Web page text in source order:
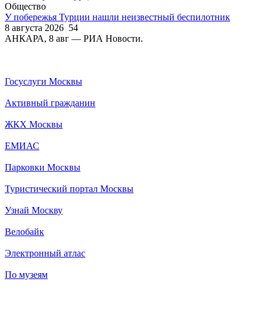
Общество
У побережья Турции нашли неизвестный беспилотник
8 августа 2026 54
АНКАРА, 8 авг — РИА Новости.
Госуслуги Москвы
Активный гражданин
ЖКХ Москвы
ЕМИАС
Парковки Москвы
Туристический портал Москвы
Узнай Москву
Велобайк
Электронный атлас
По музеям